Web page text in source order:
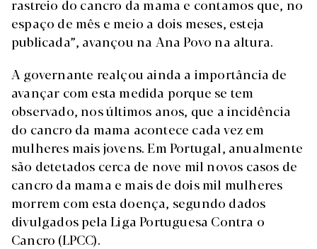
rastreio do cancro da mama e contamos que, no
espaço de mês e meio a dois meses, esteja
publicada”, avançou na Ana Povo na altura.
A governante realçou ainda a importância de
avançar com esta medida porque se tem
observado, nos últimos anos, que a incidência
do cancro da mama acontece cada vez em
mulheres mais jovens. Em Portugal, anualmente
são detetados cerca de nove mil novos casos de
cancro da mama e mais de dois mil mulheres
morrem com esta doença, segundo dados
divulgados pela Liga Portuguesa Contra o
Cancro (LPCC).